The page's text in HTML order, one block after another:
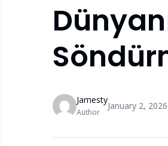
Jamesty
Author
January 2, 2026